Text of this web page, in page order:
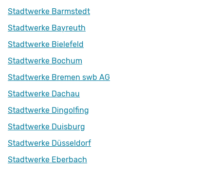
Stadtwerke Barmstedt
Stadtwerke Bayreuth
Stadtwerke Bielefeld
Stadtwerke Bochum
Stadtwerke Bremen swb AG
Stadtwerke Dachau
Stadtwerke Dingolfing
Stadtwerke Duisburg
Stadtwerke Düsseldorf
Stadtwerke Eberbach